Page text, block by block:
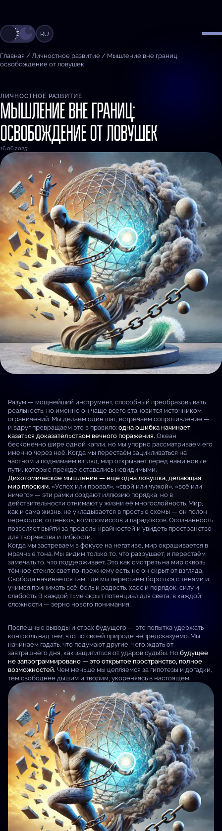
RU
Главная / Личностное развитие / Мышление вне границ:
освобождение от ловушек
ЛИЧНОСТНОЕ РАЗВИТИЕ
МЫШЛЕНИЕ ВНЕ ГРАНИЦ:
ОСВОБОЖДЕНИЕ ОТ ЛОВУШЕК
16.06.2025
Разум — мощнейший инструмент, способный преобразовывать
реальность, но именно он чаще всего становится источником
ограничений. Мы делаем один шаг, встречаем сопротивление —
и вдруг превращаем это в правило:одна ошибка начинает
казаться доказательством вечного поражения. Океан
бесконечно шире одной капли, но мы упорно рассматриваем его
именно через неё. Когда мы перестаём зацикливаться на
частном и поднимаем взгляд, мир открывает перед нами новые
пути, которые прежде оставались невидимыми.
Дихотомическое мышление — ещё одна ловушка, делающая
мир плоским. «Успех или провал», «свой или чужой», «всё или
ничего» — эти рамки создают иллюзию порядка, но в
действительности отнимают у жизни её многослойность. Мир,
как и сама жизнь, не укладывается в простые схемы — он полон
переходов, оттенков, компромиссов и парадоксов. Осознанность
позволяет выйти за пределы крайностей и увидеть пространство
для творчества и гибкости.
Когда мы застреваем в фокусе на негативе, мир окрашивается в
мрачные тона. Мы видим только то, что разрушает, и перестаём
замечать то, что поддерживает. Это как смотреть на мир сквозь
тёмное стекло: свет по-прежнему есть, но он скрыт от взгляда.
Свобода начинается там, где мы перестаём бороться с тенями и
учимся принимать всё: боль и радость, хаос и порядок, силу и
слабость. В каждой тьме скрыт потенциал для света, в каждой
сложности — зерно нового понимания.
Поспешные выводы и страх будущего — это попытка удержать
контроль над тем, что по своей природе непредсказуемо. Мы
начинаем гадать, что подумают другие, чего ждать от
завтрашнего дня, как защититься от ударов судьбы. Нобудущее
не запрограммировано — это открытое пространство, полное
возможностей. Чем меньше мы цепляемся за гипотезы и догадки,
тем свободнее дышим и творим, укореняясь в настоящем.